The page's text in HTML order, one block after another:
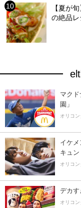
【夏が
の絶品
マク
園」
オリコ
イケ
キュン
オリコ
デカす
オリコ